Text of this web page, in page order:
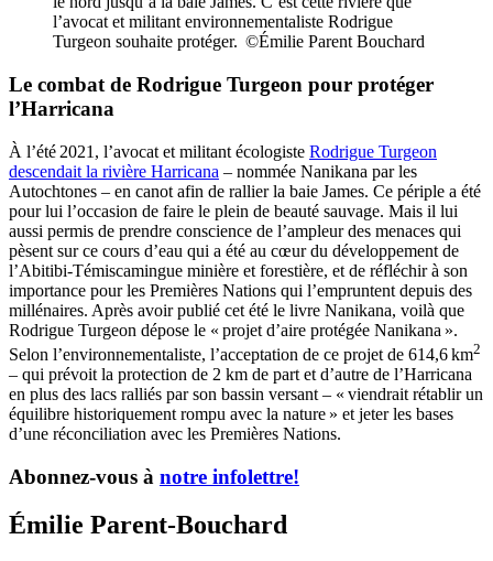
l’avocat et militant environnementaliste Rodrigue
Turgeon souhaite protéger. ©Émilie Parent Bouchard
Le combat de Rodrigue Turgeon pour protéger
l’Harricana
À l’été 2021, l’avocat et militant écologiste Rodrigue Turgeon
descendait la rivière Harricana – nommée Nanikana par les
Autochtones – en canot afin de rallier la baie James. Ce périple a été
pour lui l’occasion de faire le plein de beauté sauvage. Mais il lui
aussi permis de prendre conscience de l’ampleur des menaces qui
pèsent sur ce cours d’eau qui a été au cœur du développement de
l’Abitibi-Témiscamingue minière et forestière, et de réfléchir à son
importance pour les Premières Nations qui l’empruntent depuis des
millénaires. Après avoir publié cet été le livre Nanikana, voilà que
Rodrigue Turgeon dépose le « projet d’aire protégée Nanikana ».
Selon l’environnementaliste, l’acceptation de ce projet de 614,6 km2
– qui prévoit la protection de 2 km de part et d’autre de l’Harricana
en plus des lacs ralliés par son bassin versant – « viendrait rétablir un
équilibre historiquement rompu avec la nature » et jeter les bases
d’une réconciliation avec les Premières Nations.
Abonnez-vous à notre infolettre!
Émilie Parent-Bouchard